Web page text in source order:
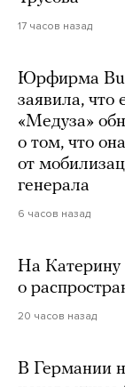
17 часов назад
Юрфирма
заявила, что
«Медуза»
о том, что
от
генерала
6 часов назад
На Катерину
о
20 часов назад
В Германии